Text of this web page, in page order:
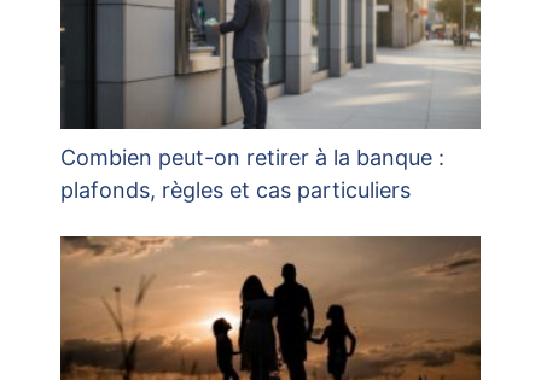
Combien peut-on retirer à la banque :
plafonds, règles et cas particuliers